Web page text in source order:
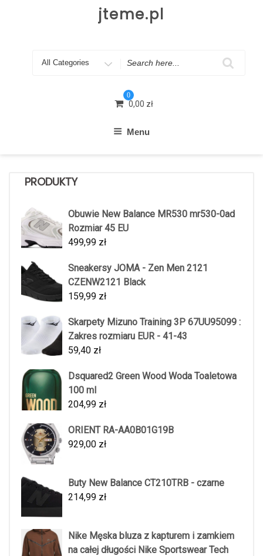
jteme.pl
Search
0
0,00 zł
Menu
PRODUKTY
Obuwie New Balance MR530 mr530-0ad
Rozmiar 45 EU
499,99 zł
Sneakersy JOMA - Zen Men 2121
CZENW2121 Black
159,99 zł
Skarpety Mizuno Training 3P 67UU95099 :
Zakres rozmiaru EUR - 41-43
59,40 zł
Dsquared2 Green Wood Woda Toaletowa
100 ml
204,99 zł
ORIENT RA-AA0B01G19B
929,00 zł
Buty New Balance CT210TRB - czarne
214,99 zł
Nike Męska bluza z kapturem i zamkiem
na całej długości Nike Sportswear Tech